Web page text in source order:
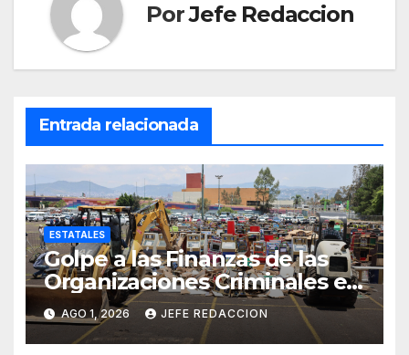
PorJefe Redaccion
Entrada relacionada
ESTATALES
Golpe a las Finanzas de las
Organizaciones Criminales en
Operativos
Interinstitucionales
AGO 1, 2026 JEFE REDACCION